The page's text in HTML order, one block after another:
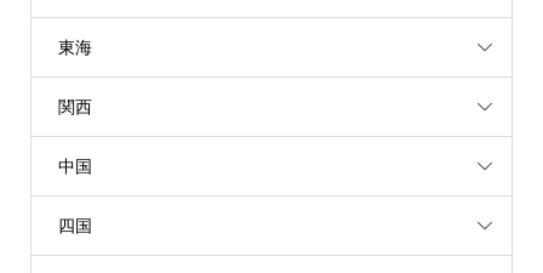
東海
関西
中国
四国